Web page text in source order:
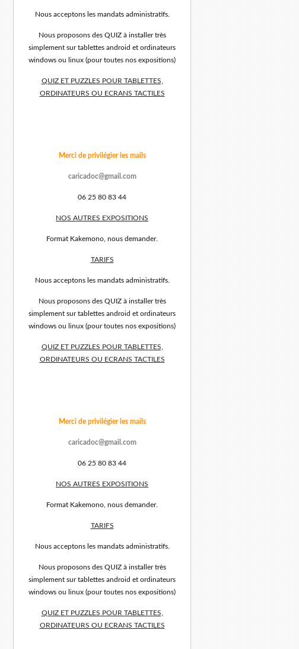
Nous acceptons les mandats administratifs.
Nous proposons des QUIZ à installer très
simplement sur tablettes android et ordinateurs
windows ou linux (pour toutes nos expositions)
QUIZ ET PUZZLES POUR TABLETTES,
ORDINATEURS OU ECRANS TACTILES
Merci de privilégier les mails
caricadoc@gmail.com
06 25 80 83 44
NOS AUTRES EXPOSITIONS
Format Kakemono, nous demander.
TARIFS
Nous acceptons les mandats administratifs.
Nous proposons des QUIZ à installer très
simplement sur tablettes android et ordinateurs
windows ou linux (pour toutes nos expositions)
QUIZ ET PUZZLES POUR TABLETTES,
ORDINATEURS OU ECRANS TACTILES
Merci de privilégier les mails
caricadoc@gmail.com
06 25 80 83 44
NOS AUTRES EXPOSITIONS
Format Kakemono, nous demander.
TARIFS
Nous acceptons les mandats administratifs.
Nous proposons des QUIZ à installer très
simplement sur tablettes android et ordinateurs
windows ou linux (pour toutes nos expositions)
QUIZ ET PUZZLES POUR TABLETTES,
ORDINATEURS OU ECRANS TACTILES